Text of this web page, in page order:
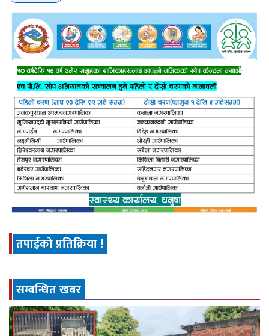
तपाईको प्रतिक्रिया !
सम्बन्धित खबर